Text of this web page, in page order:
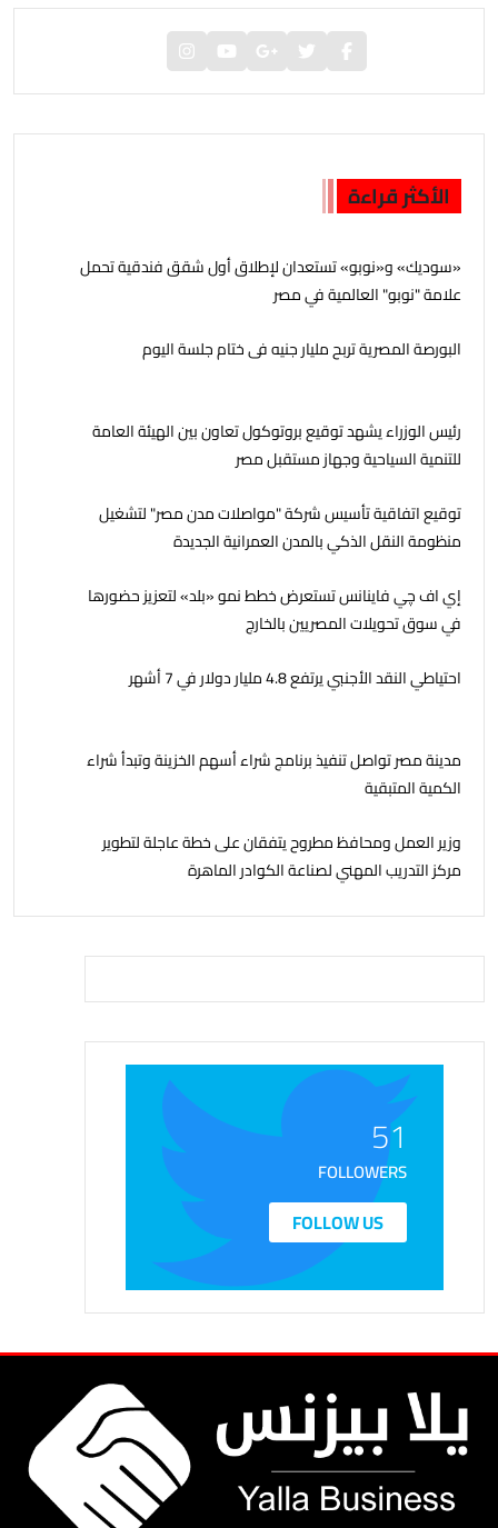
الأكثر قراءة
«سوديك» و«نوبو» تستعدان لإطلاق أول شقق فندقية تحمل
علامة "نوبو" العالمية في مصر
البورصة المصرية تربح مليار جنيه فى ختام جلسة اليوم
رئيس الوزراء يشهد توقيع بروتوكول تعاون بين الهيئة العامة
للتنمية السياحية وجهاز مستقبل مصر
توقيع اتفاقية تأسيس شركة "مواصلات مدن مصر" لتشغيل
منظومة النقل الذكي بالمدن العمرانية الجديدة
إي اف چي فاينانس تستعرض خطط نمو «بلد» لتعزيز حضورها
في سوق تحويلات المصريين بالخارج
احتياطي النقد الأجنبي يرتفع 4.8 مليار دولار في 7 أشهر
مدينة مصر تواصل تنفيذ برنامج شراء أسهم الخزينة وتبدأ شراء
الكمية المتبقية
وزير العمل ومحافظ مطروح يتفقان على خطة عاجلة لتطوير
مركز التدريب المهني لصناعة الكوادر الماهرة
51
FOLLOWERS
FOLLOW US